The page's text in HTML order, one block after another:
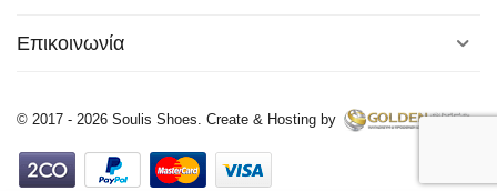
Επικοινωνία
© 2017 - 2026 Soulis Shoes. Create & Hosting by